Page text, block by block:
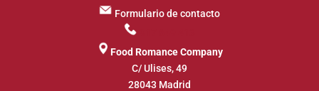
Formulario de contacto
Food Romance Company
C/ Ulises, 49
28043 Madrid